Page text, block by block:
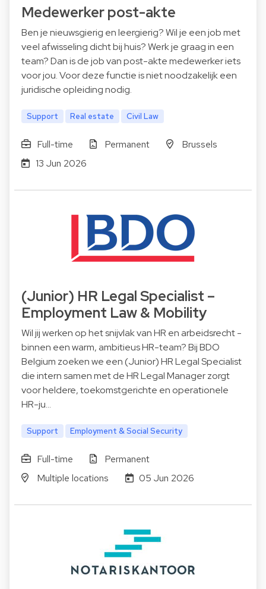
Medewerker post-akte
Ben je nieuwsgierig en leergierig? Wil je een job met
veel afwisseling dicht bij huis? Werk je graag in een
team? Dan is de job van post-akte medewerker iets
voor jou. Voor deze functie is niet noodzakelijk een
juridische opleiding nodig.
Support Real estate Civil Law
Full-time Permanent
Brussels
13 Jun 2026
(Junior) HR Legal Specialist –
Employment Law & Mobility
Wil jij werken op het snijvlak van HR en arbeidsrecht -
binnen een warm, ambitieus HR-team? Bij BDO
Belgium zoeken we een (Junior) HR Legal Specialist
die intern samen met de HR Legal Manager zorgt
voor heldere, toekomstgerichte en operationele
HR-ju…
Support Employment & Social Security
Full-time
Permanent
Multiple locations
05 Jun 2026